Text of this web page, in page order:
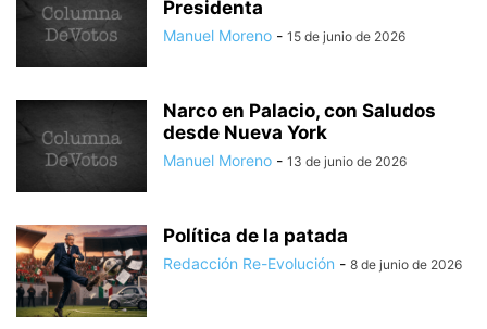
Presidenta
Manuel Moreno - 15 de junio de 2026
Narco en Palacio, con Saludos
desde Nueva York
Manuel Moreno - 13 de junio de 2026
Política de la patada
Redacción Re-Evolución - 8 de junio de 2026